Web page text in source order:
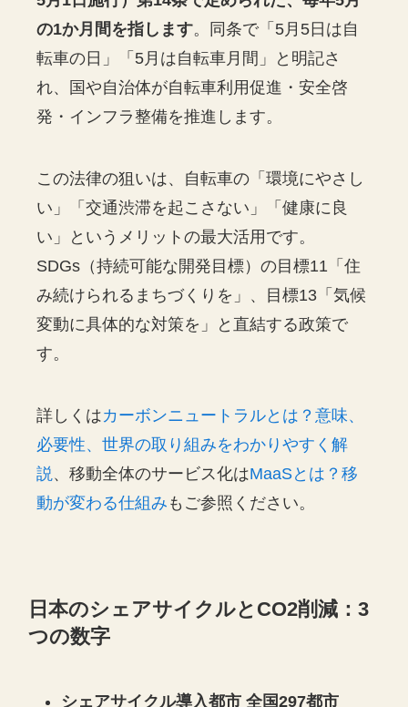
の1か月間を指します。同条で「5月5日は自
転車の日」「5月は自転車月間」と明記さ
れ、国や自治体が自転車利用促進・安全啓
発・インフラ整備を推進します。
この法律の狙いは、自転車の「環境にやさし
い」「交通渋滞を起こさない」「健康に良
い」というメリットの最大活用です。
SDGs（持続可能な開発目標）の目標11「住
み続けられるまちづくりを」、目標13「気候
変動に具体的な対策を」と直結する政策で
す。
詳しくはカーボンニュートラルとは？意味、
必要性、世界の取り組みをわかりやすく解
説 、移動全体のサービス化はMaaSとは？移
動が変わる仕組み もご参照ください。
日本のシェアサイクルとCO2削減：3
つの数字
シェアサイクル導入都市 全国297都市